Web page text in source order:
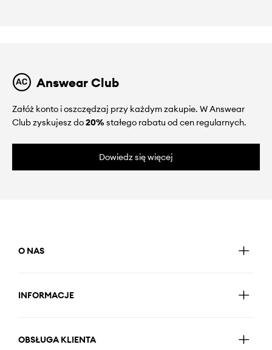
Answear Club
Załóż konto i oszczędzaj przy każdym zakupie. W Answear
Club zyskujesz do20%stałego rabatu od cen regularnych.
Dowiedz się więcej
O NAS
INFORMACJE
OBSŁUGA KLIENTA